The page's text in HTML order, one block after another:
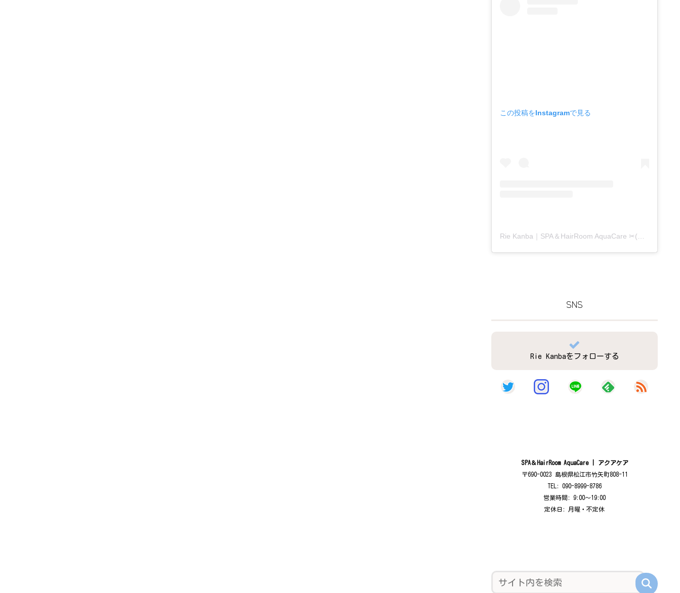
この投稿をInstagramで見る
SNS
Rie Kanbaをフォローする
SPA＆HairRoom AquaCare | アクアケア
〒690-0023 島根県松江市竹矢町808-11
TEL: 090-8999-8786
営業時間: 9:00〜19:00
定休日: 月曜・不定休